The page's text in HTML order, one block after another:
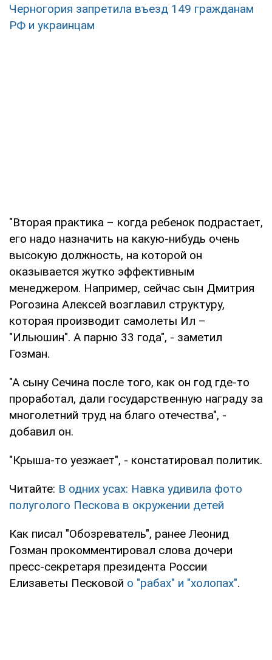
Черногория запретила въезд 149 гражданам
РФ и украинцам
"Вторая практика – когда ребенок подрастает,
его надо назначить на какую-нибудь очень
высокую должность, на которой он
оказывается жутко эффективным
менеджером. Например, сейчас сын Дмитрия
Рогозина Алексей возглавил структуру,
которая производит самолеты Ил –
"Ильюшин". А парню 33 года", - заметил
Гозман.
"А сыну Сечина после того, как он год где-то
проработал, дали государственную награду за
многолетний труд на благо отечества", -
добавил он.
"Крыша-то уезжает", - констатировал политик.
Читайте: В одних усах: Навка удивила фото
полуголого Пескова в окружении детей
Как писал "Обозреватель", ранее Леонид
Гозман прокомментировал слова дочери
пресс-секретаря президента России
Елизаветы Песковой о "рабах" и "холопах".